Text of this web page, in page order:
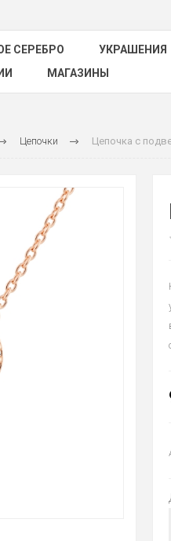
СЕРЕБРО УКРАШЕНИЯ
МАГАЗИНЫ
Цепочки Цепочка с